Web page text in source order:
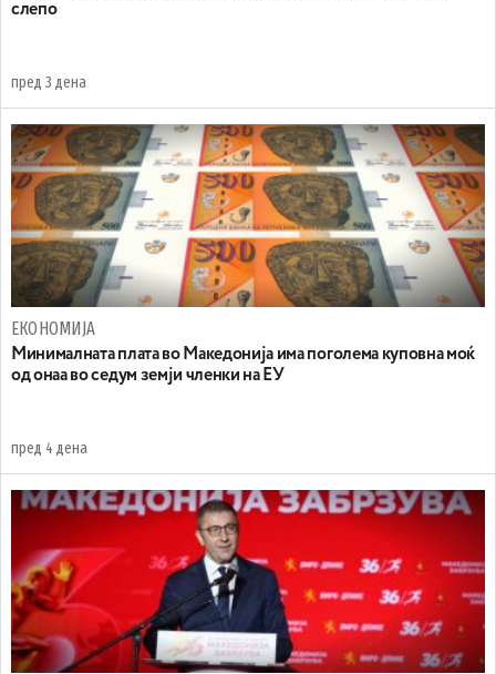
слепо
пред 3 дена
ЕКОНОМИЈА
Минималната плата во Македонија има поголема куповна моќ
од онаа во седум земји членки на ЕУ
пред 4 дена